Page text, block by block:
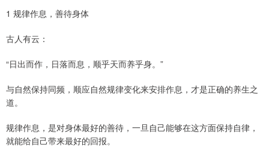
1 规律作息，善待身体
古人有云：
“日出而作，日落而息，顺乎天而养乎身。”
与自然保持同频，顺应自然规律变化来安排作息，才是正确的养生之
道。
规律作息，是对身体最好的善待，一旦自己能够在这方面保持自律，
就能给自己带来最好的回报。